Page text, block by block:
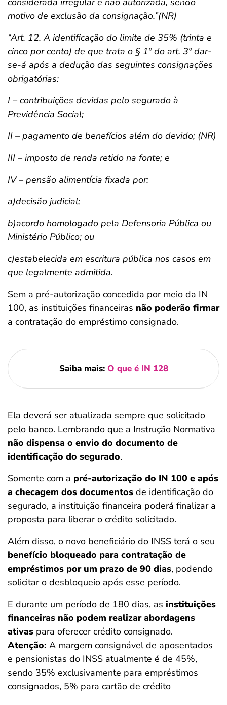
motivo de exclusão da consignação.”(NR)
“Art. 12. A identificação do limite de 35% (trinta e
cinco por cento) de que trata o § 1º do art. 3º dar-
se-á após a dedução das seguintes consignações
obrigatórias:
I – contribuições devidas pelo segurado à
Previdência Social;
II – pagamento de benefícios além do devido; (NR)
III – imposto de renda retido na fonte; e
IV – pensão alimentícia fixada por:
a)decisão judicial;
b)acordo homologado pela Defensoria Pública ou
Ministério Público; ou
c)estabelecida em escritura pública nos casos em
que legalmente admitida.
Sem a pré-autorização concedida por meio da IN
100, as instituições financeiras não poderão firmar
a contratação do empréstimo consignado.
Saiba mais: O que é IN 128
Ela deverá ser atualizada sempre que solicitado
pelo banco. Lembrando que a Instrução Normativa
não dispensa o envio do documento de
identificação do segurado.
Somente com a pré-autorização do IN 100 e após
a checagem dos documentos de identificação do
segurado, a instituição financeira poderá finalizar a
proposta para liberar o crédito solicitado.
Além disso, o novo beneficiário do INSS terá o seu
benefício bloqueado para contratação de
empréstimos por um prazo de 90 dias, podendo
solicitar o desbloqueio após esse período.
E durante um período de 180 dias, as instituições
financeiras não podem realizar abordagens
ativas para oferecer crédito consignado.
Atenção: A margem consignável de aposentados
e pensionistas do INSS atualmente é de 45%,
sendo 35% exclusivamente para empréstimos
consignados, 5% para cartão de crédito